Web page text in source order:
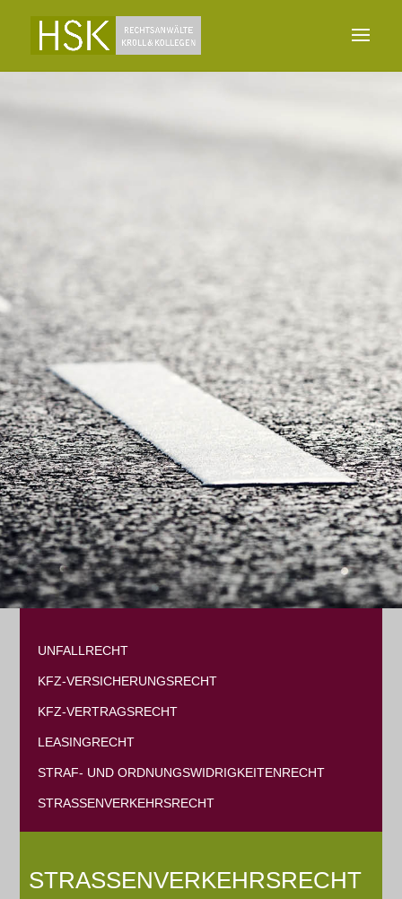
UNFALLRECHT
KFZ-VERSICHERUNGSRECHT
KFZ-VERTRAGSRECHT
LEASINGRECHT
STRAF- UND ORDNUNGSWIDRIGKEITENRECHT
STRASSENVERKEHRSRECHT
STRASSENVERKEHRSRECHT